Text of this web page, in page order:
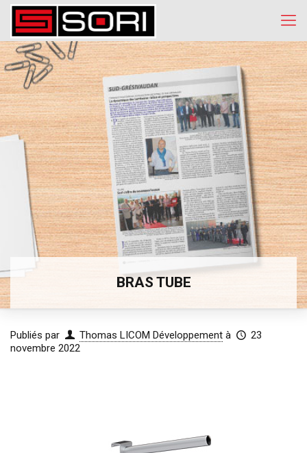
BRAS TUBE
Publiés par Thomas LICOM Développement à
23
novembre 2022